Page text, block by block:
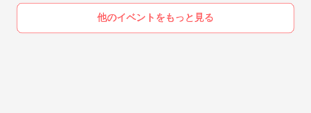
他のイベントをもっと見る